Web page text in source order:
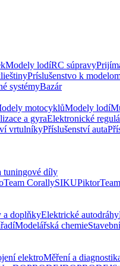
Modely lodíRC súpravy
Príslušenstvo k
systémyBazár
motocyklůModely lodí
a gyraElektronické
vrtulníkyPříslušenství auta
tuningové díly
Team CorallySIKUPiktor
a doplňkyElektrické autodráhy
Modelářská chemie
elektroMěření a